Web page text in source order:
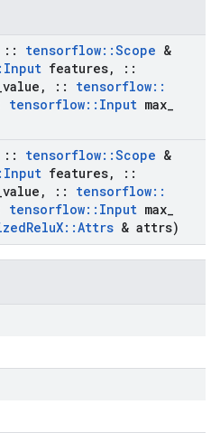
:: tensorflow::Scope &
Input features,
::
value , :: tensorflow::
tensorflow:: Input max
:: tensorflow::Scope &
Input features,
::
value , :: tensorflow::
tensorflow:: Input max
ReluX::Attrs & attrs)